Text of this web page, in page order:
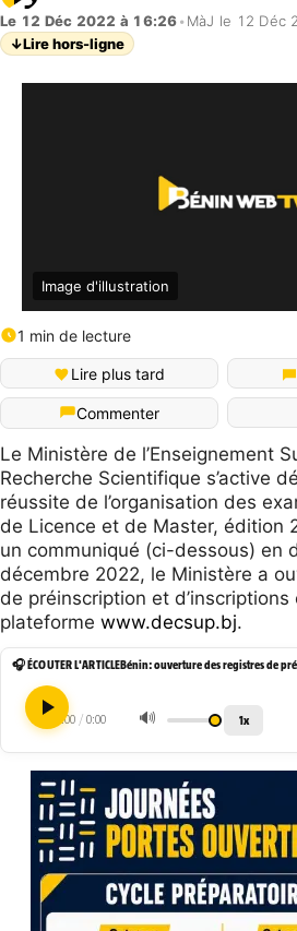
Le 12 Déc 2022 à 16:26• MàJ le 12 Déc
↓Lire hors-ligne
Image d'illustration
1 min de lecture
Lire plus tard
Commenter
Le Ministère de l’Enseignement
Recherche Scientifique s’active
réussite de l’organisation des
de Licence et de Master, édition
un communiqué (ci-dessous) en
décembre 2022, le Ministère a
de préinscription et d’inscriptions
plateforme www.decsup.bj.
🎧 ÉCOUTER L'ARTICLE
0:00 / 0:00 🔊 1x